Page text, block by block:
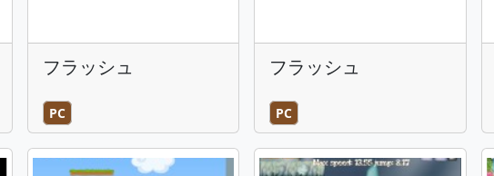
フラッシュ
PC
フラッシュ
PC